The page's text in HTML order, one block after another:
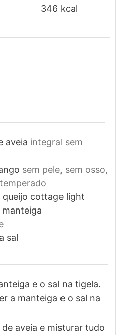
346 kcal
aveia integral sem
sem pele, sem osso,
queijo cottage light
manteiga
sal
e o sal na tigela.
a manteiga e o sal na
aveia e misturar tudo